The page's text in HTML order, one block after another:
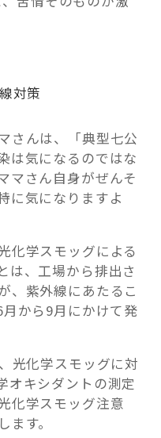
対策
さんは、「典型七公
は気になるのではな
マさん自身がぜんそ
に気になりますよ
化学スモッグによる
は、工場から排出さ
、紫外線にあたるこ
から9月にかけて発
光化学スモッグに対
オキシダントの測定
化学スモッグ注意
す。